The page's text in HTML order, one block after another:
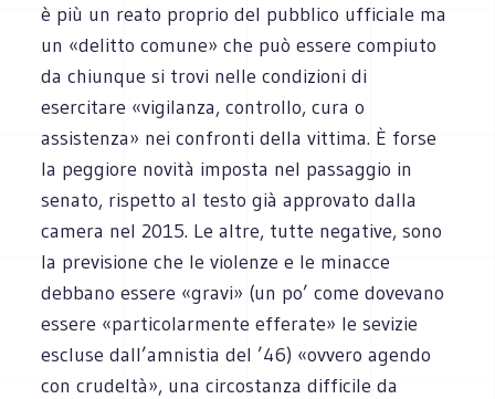
è più un reato proprio del pubblico ufficiale ma
un «delitto comune» che può essere compiuto
da chiunque si trovi nelle condizioni di
esercitare «vigilanza, controllo, cura o
assistenza» nei confronti della vittima. È forse
la peggiore novità imposta nel passaggio in
senato, rispetto al testo già approvato dalla
camera nel 2015. Le altre, tutte negative, sono
la previsione che le violenze e le minacce
debbano essere «gravi» (un po’ come dovevano
essere «particolarmente efferate» le sevizie
escluse dall’amnistia del ’46) «ovvero agendo
con crudeltà», una circostanza difficile da